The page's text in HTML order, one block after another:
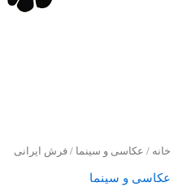
خانه / عکاسی و سینما / فرش ایرانی
عکاسی و سینما